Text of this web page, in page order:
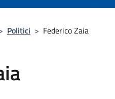
Politici > Federico Zaia